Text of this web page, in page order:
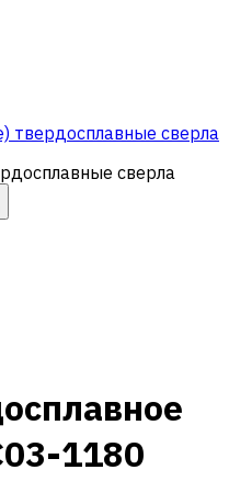
твердосплавные сверла
сверла
1180